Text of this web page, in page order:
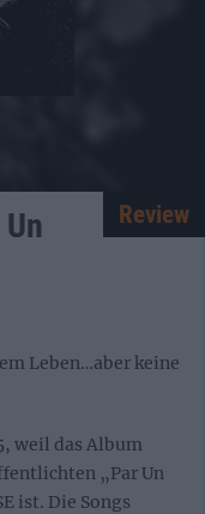
Review
Leben…aber keine
weil das Album
„Par Un
ist. Die Songs